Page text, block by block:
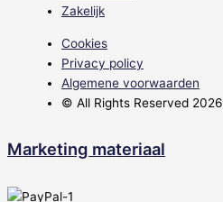
Zakelijk
Cookies
Privacy policy
Algemene voorwaarden
© All Rights Reserved 2026
Marketing materiaal